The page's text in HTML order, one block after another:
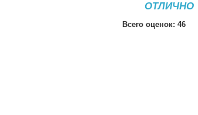
ОТЛИЧНО
Всего оценок: 46